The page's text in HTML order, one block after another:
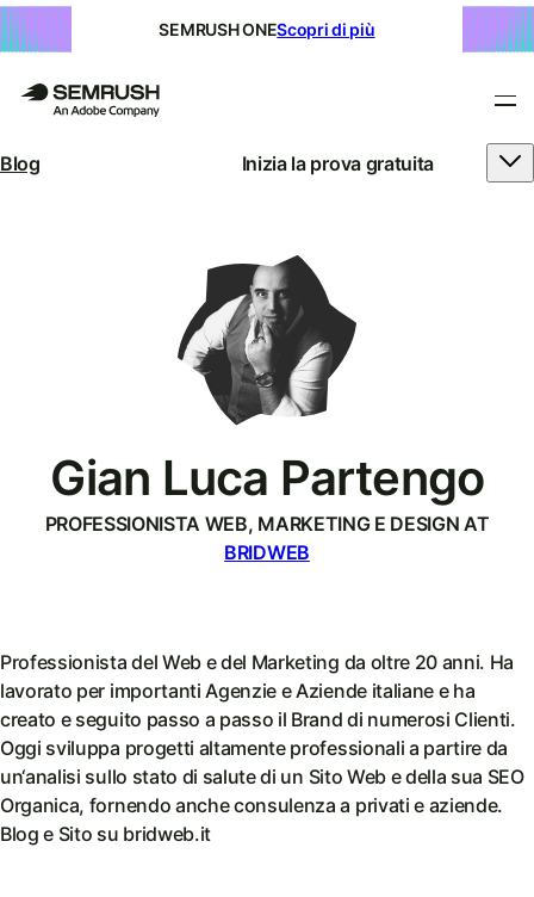
SEMRUSH ONEScopri di più
Blog Inizia la prova gratuita
Gian Luca Partengo
PROFESSIONISTA WEB, MARKETING E DESIGN AT
BRIDWEB
Professionista del Web e del Marketing da oltre 20 anni. Ha
lavorato per importanti Agenzie e Aziende italiane e ha
creato e seguito passo a passo il Brand di numerosi Clienti.
Oggi sviluppa progetti altamente professionali a partire da
un‘analisi sullo stato di salute di un Sito Web e della sua SEO
Organica, fornendo anche consulenza a privati e aziende.
Blog e Sito su bridweb.it